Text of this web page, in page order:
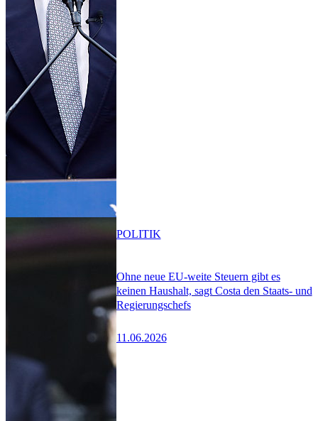
Ohne neue EU-weite Steuern gibt es
keinen Haushalt, sagt Costa den Staats- und
Regierungschefs
11.06.2026
POLITIK